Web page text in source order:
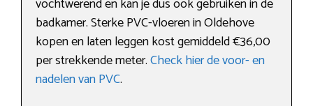
vochtwerend en kan je dus ook gebruiken in de
badkamer. Sterke PVC-vloeren in Oldehove
kopen en laten leggen kost gemiddeld €36,00
per strekkende meter.Check hier de voor- en
nadelen van PVC.